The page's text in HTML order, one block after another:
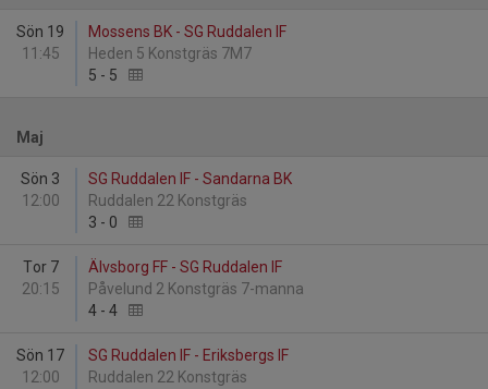
Sön 19
11:45
Mossens BK - SG Ruddalen IF
Heden 5 Konstgräs 7M7
5 - 5
Maj
Sön 3
12:00
SG Ruddalen IF - Sandarna BK
Ruddalen 22 Konstgräs
3 - 0
Tor 7
20:15
Älvsborg FF - SG Ruddalen IF
Påvelund 2 Konstgräs 7-manna
4 - 4
Sön 17
12:00
SG Ruddalen IF - Eriksbergs IF
Ruddalen 22 Konstgräs